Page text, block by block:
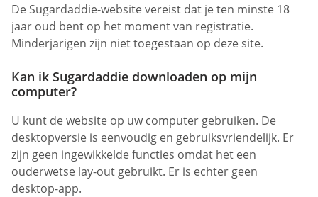
De Sugardaddie-website vereist dat je ten minste 18
jaar oud bent op het moment van registratie.
Minderjarigen zijn niet toegestaan op deze site.
Kan ik Sugardaddie downloaden op mijn
computer?
U kunt de website op uw computer gebruiken. De
desktopversie is eenvoudig en gebruiksvriendelijk. Er
zijn geen ingewikkelde functies omdat het een
ouderwetse lay-out gebruikt. Er is echter geen
desktop-app.